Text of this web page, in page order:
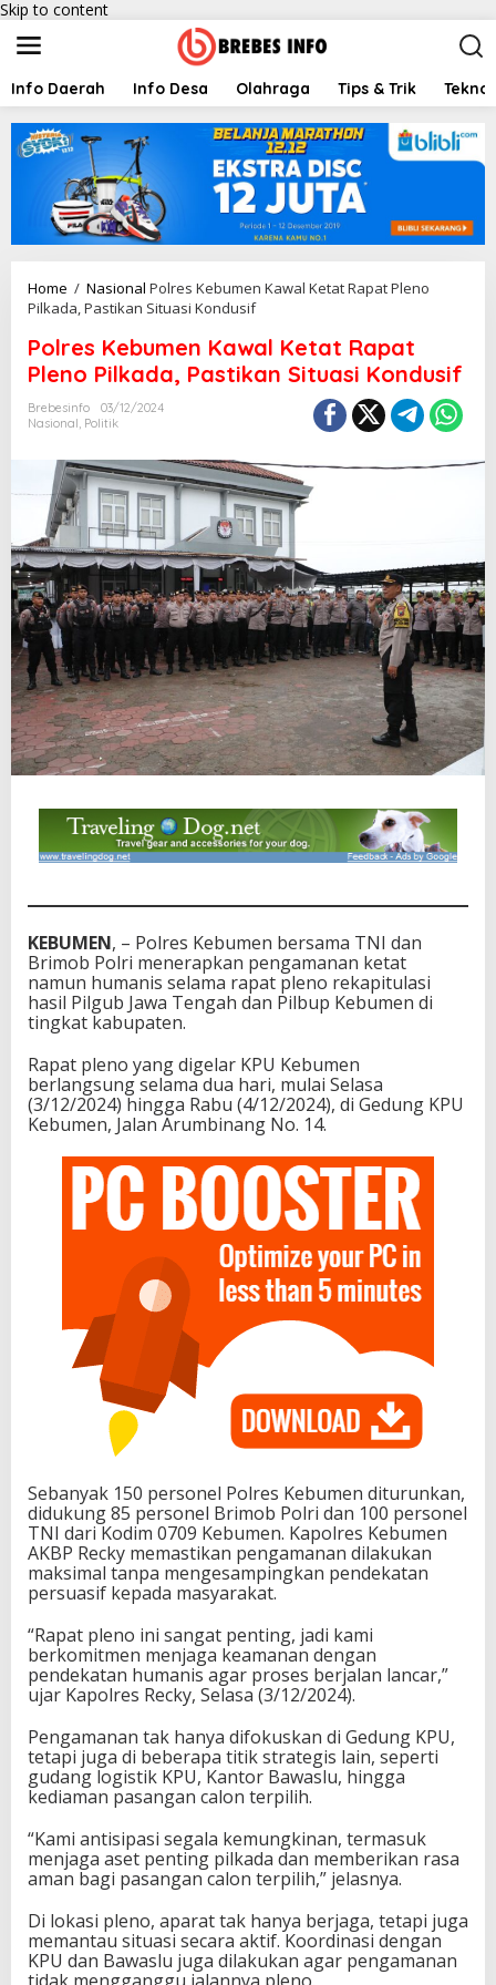
Skip to content
Info Daerah Info Desa Olahraga Tips & Trik
Home / Nasional Polres Kebumen Kawal Ketat Rapat Pleno
Pilkada, Pastikan Situasi Kondusif
Polres Kebumen Kawal Ketat Rapat
Pleno Pilkada, Pastikan Situasi Kondusif
Brebesinfo
03/12/2024
Nasional, Politik
KEBUMEN, – Polres Kebumen bersama TNI dan
Brimob Polri menerapkan pengamanan ketat
namun humanis selama rapat pleno rekapitulasi
hasil Pilgub Jawa Tengah dan Pilbup Kebumen di
tingkat kabupaten.
Rapat pleno yang digelar KPU Kebumen
berlangsung selama dua hari, mulai Selasa
(3/12/2024) hingga Rabu (4/12/2024), di Gedung KPU
Kebumen, Jalan Arumbinang No. 14.
Sebanyak 150 personel Polres Kebumen diturunkan,
didukung 85 personel Brimob Polri dan 100 personel
TNI dari Kodim 0709 Kebumen. Kapolres Kebumen
AKBP Recky memastikan pengamanan dilakukan
maksimal tanpa mengesampingkan pendekatan
persuasif kepada masyarakat.
“Rapat pleno ini sangat penting, jadi kami
berkomitmen menjaga keamanan dengan
pendekatan humanis agar proses berjalan lancar,”
ujar Kapolres Recky, Selasa (3/12/2024).
Pengamanan tak hanya difokuskan di Gedung KPU,
tetapi juga di beberapa titik strategis lain, seperti
gudang logistik KPU, Kantor Bawaslu, hingga
kediaman pasangan calon terpilih.
“Kami antisipasi segala kemungkinan, termasuk
menjaga aset penting pilkada dan memberikan rasa
aman bagi pasangan calon terpilih,” jelasnya.
Di lokasi pleno, aparat tak hanya berjaga, tetapi juga
memantau situasi secara aktif. Koordinasi dengan
KPU dan Bawaslu juga dilakukan agar pengamanan